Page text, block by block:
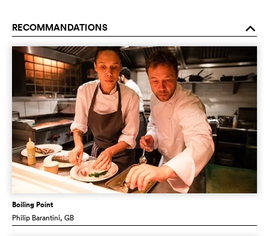
RECOMMANDATIONS o
Boiling Point
Philip Barantini, GB